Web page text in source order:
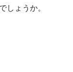
しょうか。